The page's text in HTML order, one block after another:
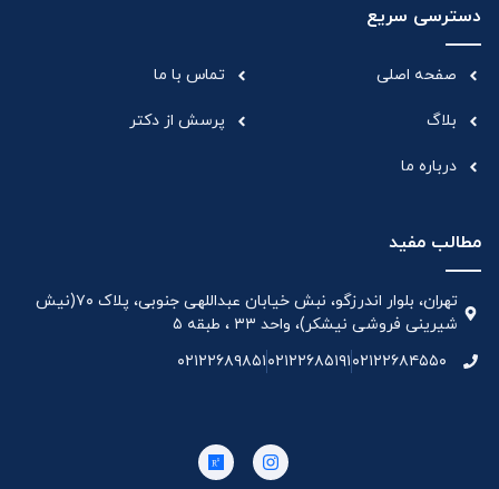
دسترسی سریع
صفحه اصلی
بلاگ
درباره ما
تماس با ما
پرسش از دکتر
مطالب مفید
تهران، بلوار اندرزگو، نبش خیابان عبداللهی جنوبی، پلاک ۷۰(نیش
شیرینی فروشی نیشکر)، واحد ۳۳ ، طبقه ۵
۰۲۱۲۲۶۸۴۵۵۰۰۲۱۲۲۶۸۵۱۹۱۰۲۱۲۲۶۸۹۸۵۱